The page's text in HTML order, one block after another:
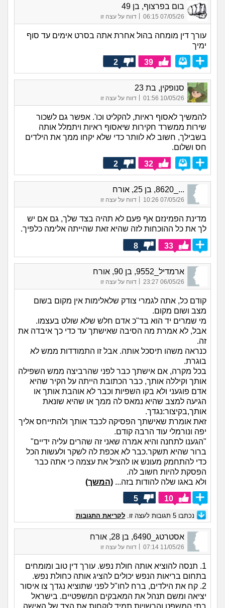
בום בפרצוף, בן 49
07/05/26 06:15
| דווח על עצה זו
עורך דין מומחה בהול אחרת אתה בסרט אימים עד סוף
ימיך
39
2
סנופקין, בת 23
10/05/26 01:56 דווח על עצה זו
להמשיך לאסוף ראיות, להקליט וכו'. אפשר גם לשכור
שירות ממשרד חקירות שיאסוף ראיות ויתמלל אותה
בשבילך, חשוב לא לוותר כדי שלא יקחו ממך את הילדים
חס ושלום.
32
2
..._8620, בן 25, אורח
07/05/26 10:26 דווח על עצה זו
מדינת הפמינזם אף פעם לא תהיה בצד שלך, גם אם יש
לך את כל ההוכחות לזה שהיא זאת שהייתה אלימה כלפיך.
33
8
ארמדיל_9552, בן 90, אורח
06/05/26 23:27
| דווח על עצה זו
קודם כל, אתה לגמרי צודק שלאלימות אין מקום בשום
מצב ושום מקום.
מי שמרים יד הוא בד"כ אדם חלש שלא שולט בעצמו.
אבל, לא אמרת מה הסיבה שאישתך עד כדי כך איבדה את
זה.
כנראה משהו תיסכל אותה. אבל זו התמודדות ממש לא
בוגרת.
בכל מקרה, אם אישתך כבר לפני שהרביצה ממש השפילה
אותך וקיללה אותך, כבר הכתובת הייתה על הקיר שהיא
אדם פוגעני ולא בקו השפיות וכבר לא אוהבת אותך או
הגיעה למצב שהיא נמאס לה ממך או שהיא שונאת
אותך,בקיצור:נגדך.
זאת אומרת שאישתך הפסיקה לכבד אותך ולהתייחס אליך
יפה ונורמלי עוד הרבה קודם.
"הגענו לתחנה והיא אמרה שאני זה שהרים עליה ידיים"
ברור שהיא תשקר.כבר לא אכפת לה לשקר ולעשות הכל
כדי להתחמק מעונש או להציל את עצמה כי אתה כבר
הפסקת להיות חשוב לה.
ולא באגו שלה להודות בזה... (המשך)
10
5
נכתבו 5 תגובות לעצה זו. לקריאת התגובות
אסטרטג_6490, בן 28, אורח
11/05/26 07:14
| דווח על עצה זו
1. תנסה להוציא אותה חולת נפש. עורך דין טוב ומומחים
בתחום בריאות הנפש יכולים להציג אותה כחולת נפש.
2. קח את הילדים, ברח לחו"ל לפני שתוציא נגדך צו איסור
יציאה ומשם תנהל את המאבקים המשפטיים. בישראל
בתי המשפט והרשויות תמיד לוקחות את הצד של האישה.